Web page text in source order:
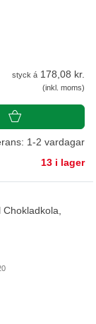
styck á 178,08 kr.
(inkl. moms)
1-2 vardagar
13 i lager